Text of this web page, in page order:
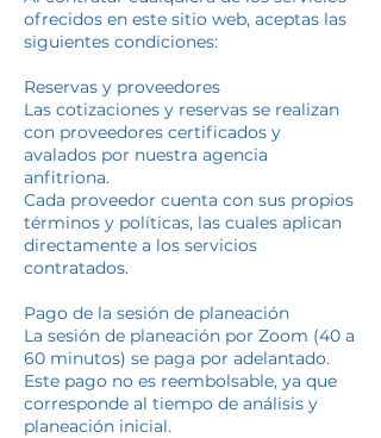
ofrecidos en este sitio web, aceptas las
siguientes condiciones:
Reservas y proveedores
Las cotizaciones y reservas se realizan
con proveedores certificados y
avalados por nuestra agencia
anfitriona.
Cada proveedor cuenta con sus propios
términos y políticas, las cuales aplican
directamente a los servicios
contratados.
Pago de la sesión de planeación
La sesión de planeación por Zoom (40 a
60 minutos) se paga por adelantado.
Este pago no es reembolsable, ya que
corresponde al tiempo de análisis y
planeación inicial.